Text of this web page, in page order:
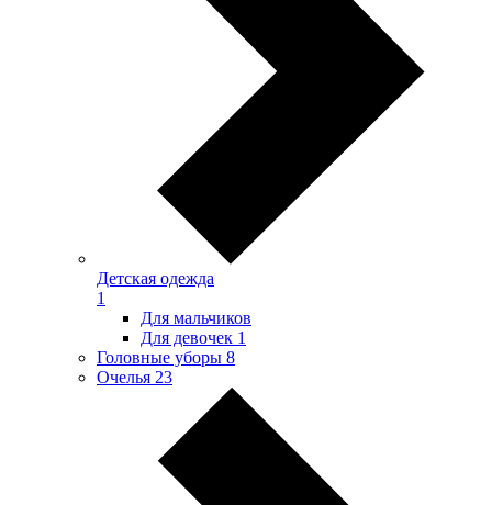
Детская одежда
1
Для мальчиков
Для девочек 1
Головные уборы 8
Очелья 23